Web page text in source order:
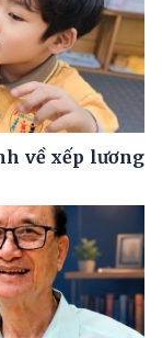
về xếp lương